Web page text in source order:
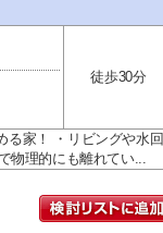
徒歩30分
る家！ ・リビングや水
物理的にも離れてい...